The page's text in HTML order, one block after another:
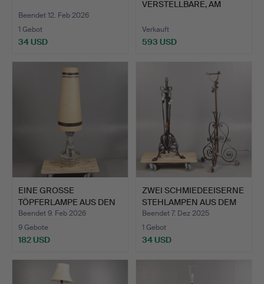
Beendet 12. Feb 2026
1 Gebot
34 USD
VERSTELLBARE, AM
Verkauft
593 USD
EINE GROSSE
TÖPFERLAMPE AUS DEN
1960ER/70E…
Beendet 9. Feb 2026
9 Gebote
182 USD
ZWEI SCHMIEDEEISERNE
STEHLAMPEN AUS DEM
FR…
Beendet 7. Dez 2025
1 Gebot
34 USD